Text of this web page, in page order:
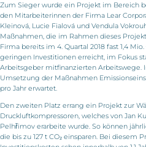
Zum Sieger wurde ein Projekt im Bereich
den Mitarbeiterinnen der Firma Lear
Kleinová, Lucie Fialová und Vendula
Maßnahmen, die im Rahmen dieses
Firma bereits im 4. Quartal 2018 fast 1,4
geringen Investitionen erreicht, im Fokus
Arbeitsgeber mitfinanzierten Arbeitswege.
Umsetzung der Maßnahmen
pro Jahr erwartet.
Den zweiten Platz errang ein Projekt zur
Druckluftkompressoren, welches von Jan
Pelhřimov erarbeite wurde. So können
die bis zu 127 t CO₂ einsparen. Bei diesem